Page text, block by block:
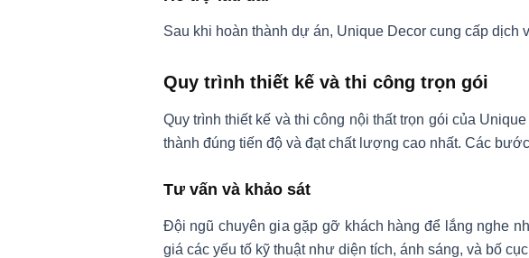
Sau khi hoàn thành dự án, Unique Decor cung cấp dịch
Quy trình thiết kế và thi công trọn gói
Quy trình thiết kế và thi công nội thất trọn gói của
thành đúng tiến độ và đạt chất lượng cao nhất. Các
Tư vấn và khảo sát
Đội ngũ chuyên gia gặp gỡ khách hàng để lắng nghe
giá các yếu tố kỹ thuật như diện tích, ánh sáng, và bố